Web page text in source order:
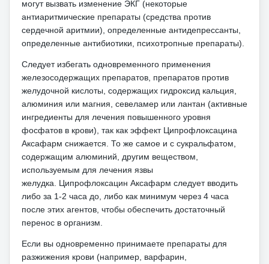
могут вызвать изменение ЭКГ (некоторые
антиаритмические препараты (средства против
сердечной аритмии), определенные антидепрессанты,
определенные антибиотики, психотропные препараты).
Следует избегать одновременного применения
железосодержащих препаратов, препаратов против
желудочной кислоты, содержащих гидроксид кальция,
алюминия или магния, севеламер или лантан (активные
ингредиенты для лечения повышенного уровня
фосфатов в крови), так как эффект Ципрофлоксацина
Аксафарм снижается. То же самое и с сукральфатом,
содержащим алюминий, другим веществом,
используемым для лечения язвы
желудка. Ципрофлоксацин Аксафарм следует вводить
либо за 1-2 часа до, либо как минимум через 4 часа
после этих агентов, чтобы обеспечить достаточный
перенос в организм.
Если вы одновременно принимаете препараты для
разжижения крови (например, варфарин,